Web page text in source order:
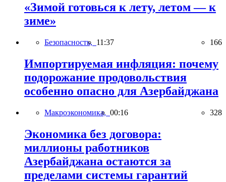
«Зимой готовься к лету, летом — к
зиме»
Безопасность, 11:37 166
Импортируемая инфляция: почему
подорожание продовольствия
особенно опасно для Азербайджана
Макроэкономика, 00:16 328
Экономика без договора:
миллионы работников
Азербайджана остаются за
пределами системы гарантий